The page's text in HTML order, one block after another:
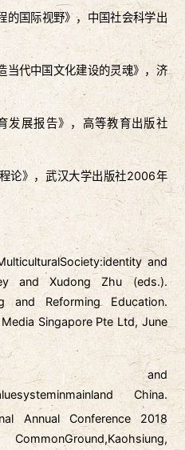
的国际视野》，中国社会科学出
代中国文化建设的灵魂》，济
发展报告》，高等教育出版社
论》，武汉大学出版社2006年
and
and Xudong Zhu (eds.).
and Reforming Education.
Singapore Pte Ltd, June
and
China.
Annual Conference 2018
CommonGround,Kaohsiung,